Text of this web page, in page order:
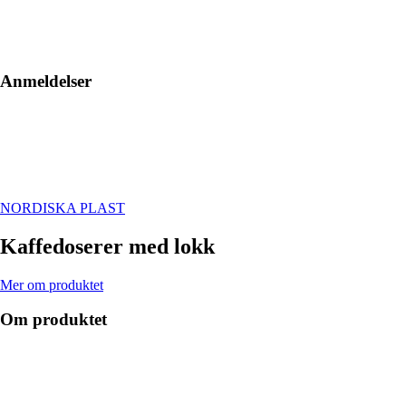
Anmeldelser
NORDISKA PLAST
Kaffedoserer med lokk
Mer om produktet
Om produktet